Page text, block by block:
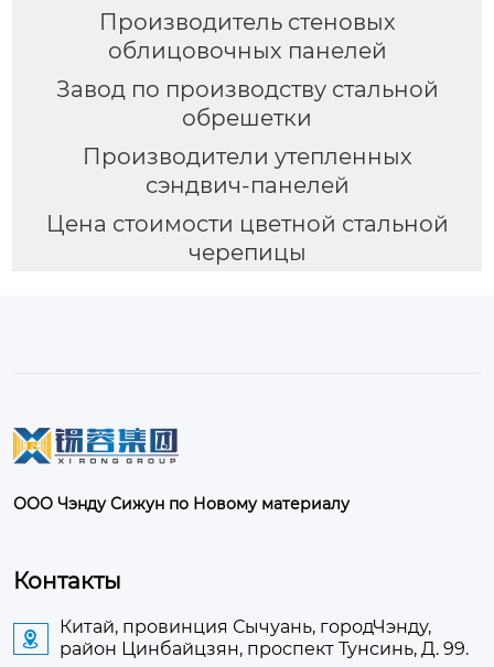
Производитель стеновых
облицовочных панелей
Завод по производству стальной
обрешетки
Производители утепленных
сэндвич-панелей
Цена стоимости цветной стальной
черепицы
ООО Чэнду Сижун по Новому материалу
Контакты

Китай, провинция Сычуань, городЧэнду,
район Цинбайцзян, проспект Тунсинь, Д. 99.